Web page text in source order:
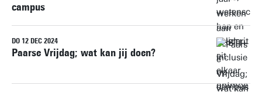
campus
DO 12 DEC 2024
Paarse Vrijdag; wat kan jij doen?